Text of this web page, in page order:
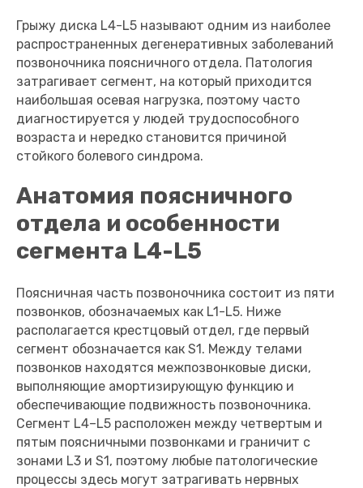
Грыжу диска L4-L5 называют одним из наиболее
распространенных дегенеративных заболеваний
позвоночника поясничного отдела. Патология
затрагивает сегмент, на который приходится
наибольшая осевая нагрузка, поэтому часто
диагностируется у людей трудоспособного
возраста и нередко становится причиной
стойкого болевого синдрома.
Анатомия поясничного
отдела и особенности
сегмента L4-L5
Поясничная часть позвоночника состоит из пяти
позвонков, обозначаемых как L1-L5. Ниже
располагается крестцовый отдел, где первый
сегмент обозначается как S1. Между телами
позвонков находятся межпозвонковые диски,
выполняющие амортизирующую функцию и
обеспечивающие подвижность позвоночника.
Сегмент L4–L5 расположен между четвертым и
пятым поясничными позвонками и граничит с
зонами L3 и S1, поэтому любые патологические
процессы здесь могут затрагивать нервных